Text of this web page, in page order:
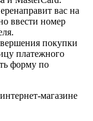
вас на
ввести номер
покупки
платежного
форму по
магазине